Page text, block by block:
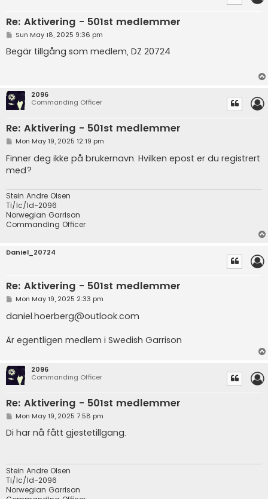
Re: Aktivering - 501st medlemmer
P
s
t
Sun May 18, 2025 9:36 pm
Begär tillgång som medlem, DZ 20724
2096
Commanding Officer
Re: Aktivering - 501st medlemmer
P
s
t
Mon May 19, 2025 12:19 pm
Finner deg ikke på brukernavn. Hvilken epost er du registrert
med?
Stein Andre Olsen
Ti/Ic/Id-2096
Norwegian Garrison
Commanding Officer
Daniel_20724
Re: Aktivering - 501st medlemmer
P
s
t
Mon May 19, 2025 2:33 pm
daniel.hoerberg@outlook.com
Är egentligen medlem i Swedish Garrison
2096
Commanding Officer
Re: Aktivering - 501st medlemmer
P
s
t
Mon May 19, 2025 7:58 pm
Di har nå fått gjestetillgang.
Stein Andre Olsen
Ti/Ic/Id-2096
Norwegian Garrison